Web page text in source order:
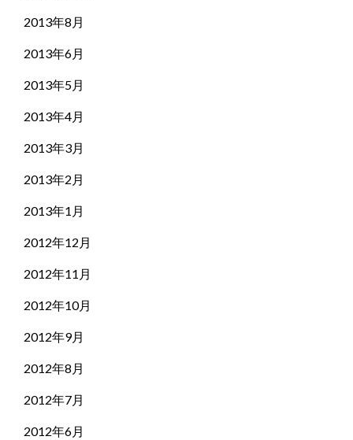
2013年8月
2013年6月
2013年5月
2013年4月
2013年3月
2013年2月
2013年1月
2012年12月
2012年11月
2012年10月
2012年9月
2012年8月
2012年7月
2012年6月